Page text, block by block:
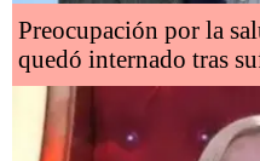
Preocupación por la
quedó internado tras